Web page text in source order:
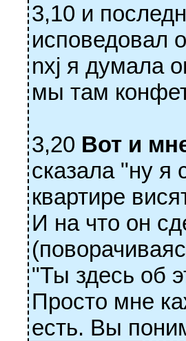
3,10 и
исповедовал
nxj я думала
мы там
3,20 Вот и
сказала "ну я
квартире
И на что он
"Ты здесь об
Просто мне
есть. Вы